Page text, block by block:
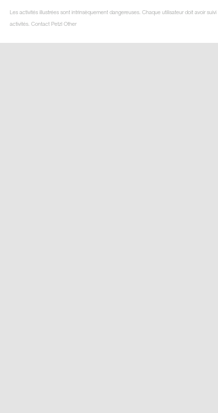
Les activités illustrées sont intrinsèquement dangereuses. Chaque utilisateur doit avoir
activités. Contact Petzl Other